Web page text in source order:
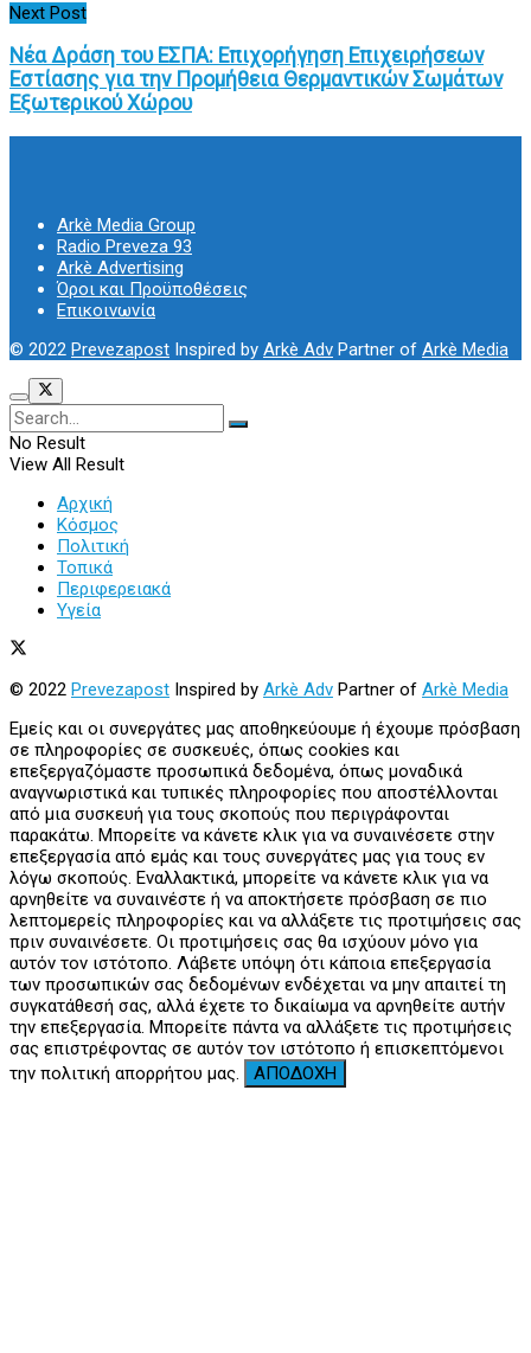
Next Post
Νέα Δράση του ΕΣΠΑ: Επιχορήγηση Επιχειρήσεων
Εστίασης για την Προμήθεια Θερμαντικών Σωμάτων
Εξωτερικού Χώρου
Arkè Media Group
Radio Preveza 93
Arkè Advertising
Όροι και Προϋποθέσεις
Επικοινωνία
© 2022 Prevezapost Inspired by Arkè Adv Partner of Arkè Media
No Result
View All Result
Αρχική
Κόσμος
Πολιτική
Τοπικά
Περιφερειακά
Υγεία
© 2022 Prevezapost Inspired by Arkè Adv Partner of Arkè Media
Εμείς και οι συνεργάτες μας αποθηκεύουμε ή έχουμε πρόσβαση
σε πληροφορίες σε συσκευές, όπως cookies και
επεξεργαζόμαστε προσωπικά δεδομένα, όπως μοναδικά
αναγνωριστικά και τυπικές πληροφορίες που αποστέλλονται
από μια συσκευή για τους σκοπούς που περιγράφονται
παρακάτω. Μπορείτε να κάνετε κλικ για να συναινέσετε στην
επεξεργασία από εμάς και τους συνεργάτες μας για τους εν
λόγω σκοπούς. Εναλλακτικά, μπορείτε να κάνετε κλικ για να
αρνηθείτε να συναινέστε ή να αποκτήσετε πρόσβαση σε πιο
λεπτομερείς πληροφορίες και να αλλάξετε τις προτιμήσεις σας
πριν συναινέσετε. Οι προτιμήσεις σας θα ισχύουν μόνο για
αυτόν τον ιστότοπο. Λάβετε υπόψη ότι κάποια επεξεργασία
των προσωπικών σας δεδομένων ενδέχεται να μην απαιτεί τη
συγκατάθεσή σας, αλλά έχετε το δικαίωμα να αρνηθείτε αυτήν
την επεξεργασία. Μπορείτε πάντα να αλλάξετε τις προτιμήσεις
σας επιστρέφοντας σε αυτόν τον ιστότοπο ή επισκεπτόμενοι
την πολιτική απορρήτου μας.
ΑΠΟΔΟΧΗ